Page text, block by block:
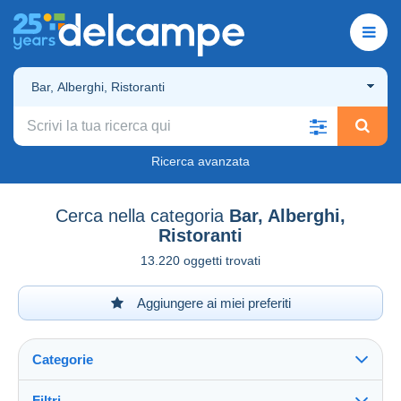
Bar, Alberghi, Ristoranti
Ricerca avanzata
Cerca nella categoria Bar, Alberghi,
Ristoranti
13.220 oggetti trovati
Aggiungere ai miei preferiti
Categorie